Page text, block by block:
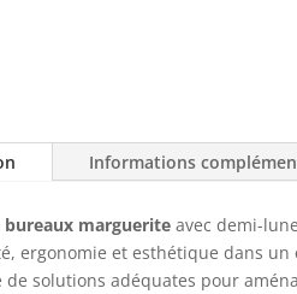
Informations
bureaux marguerite avec demi-
ergonomie et esthétique dans
de solutions adéquates pour